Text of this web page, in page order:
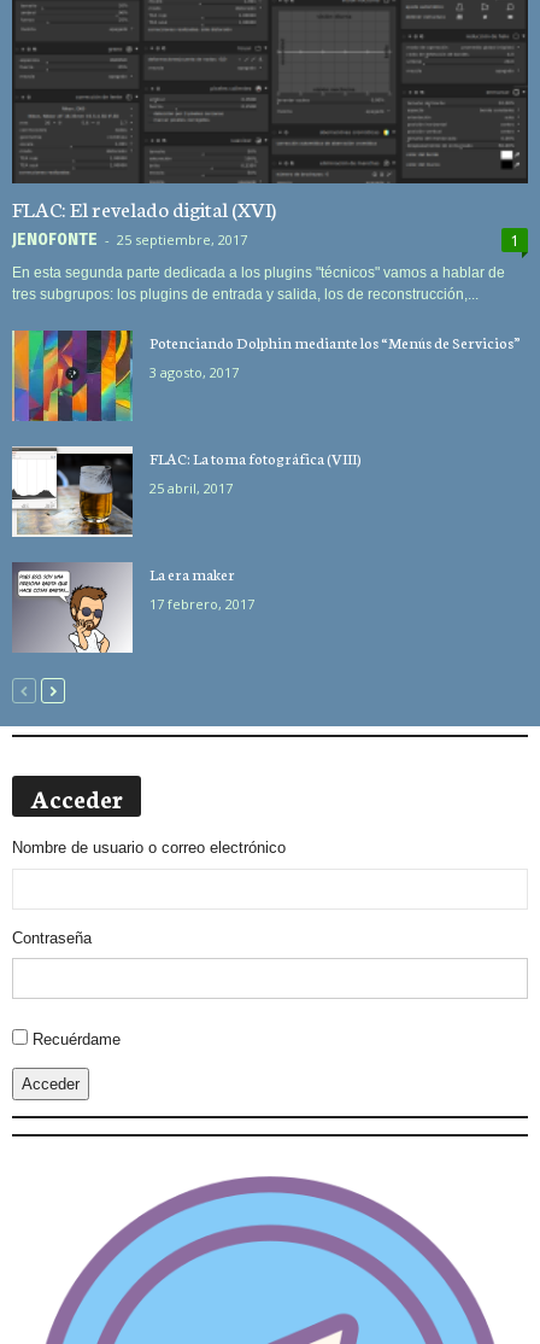
FLAC: El revelado digital (XVI)
JEN0F0NTE - 25 septiembre, 2017 1
En esta segunda parte dedicada a los plugins "técnicos" vamos a hablar de
tres subgrupos: los plugins de entrada y salida, los de reconstrucción,...
Potenciando Dolphin mediante los “Menús de Servicios”
3 agosto, 2017
FLAC: La toma fotográfica (VIII)
25 abril, 2017
La era maker
17 febrero, 2017
Acceder
Nombre de usuario o correo electrónico
Contraseña
Alternative:
Recuérdame
Acceder